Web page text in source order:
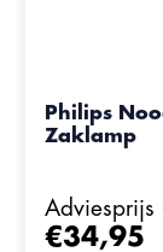
Philips
Zaklamp
Adviesprijs
€34,95